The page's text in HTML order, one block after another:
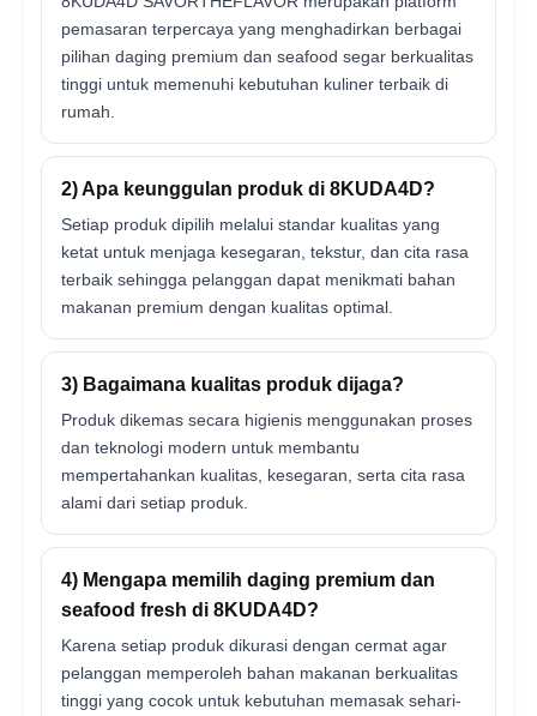
pemasaran terpercaya yang menghadirkan berbagai
pilihan daging premium dan seafood segar berkualitas
tinggi untuk memenuhi kebutuhan kuliner terbaik di
rumah.
2) Apa keunggulan produk di 8KUDA4D?
Setiap produk dipilih melalui standar kualitas yang
ketat untuk menjaga kesegaran, tekstur, dan cita rasa
terbaik sehingga pelanggan dapat menikmati bahan
makanan premium dengan kualitas optimal.
3) Bagaimana kualitas produk dijaga?
Produk dikemas secara higienis menggunakan proses
dan teknologi modern untuk membantu
mempertahankan kualitas, kesegaran, serta cita rasa
alami dari setiap produk.
4) Mengapa memilih daging premium dan
seafood fresh di 8KUDA4D?
Karena setiap produk dikurasi dengan cermat agar
pelanggan memperoleh bahan makanan berkualitas
tinggi yang cocok untuk kebutuhan memasak sehari-